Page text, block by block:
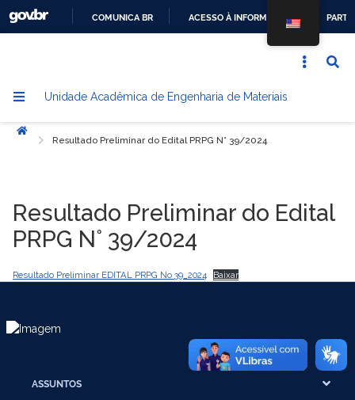
CONTEÚDO
COMUNICA BR ACESSO À INFORMAÇÃO
Unidade Acadêmica de Engenharia de Materiais
Início
Resultado Preliminar do Edital PRPG N° 39/2024
Resultado Preliminar do Edital
PRPG N° 39/2024
Resultado Preliminar EDITAL PRPG No 39_2024 Baixar
ASSUNTOS